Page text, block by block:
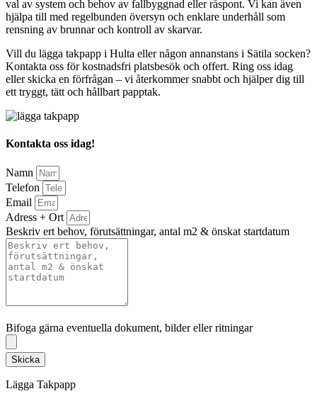
val av system och behov av fallbyggnad eller råspont. Vi kan även
hjälpa till med regelbunden översyn och enklare underhåll som
rensning av brunnar och kontroll av skarvar.
Vill du lägga takpapp i Hulta eller någon annanstans i Sätila socken?
Kontakta oss för kostnadsfri platsbesök och offert. Ring oss idag
eller skicka en förfrågan – vi återkommer snabbt och hjälper dig till
ett tryggt, tätt och hållbart papptak.
Kontakta oss idag!
Namn
Telefon
Email
Adress + Ort
Beskriv ert behov, förutsättningar, antal m2 & önskat startdatum
Bifoga gärna eventuella dokument, bilder eller ritningar
Skicka
Lägga Takpapp